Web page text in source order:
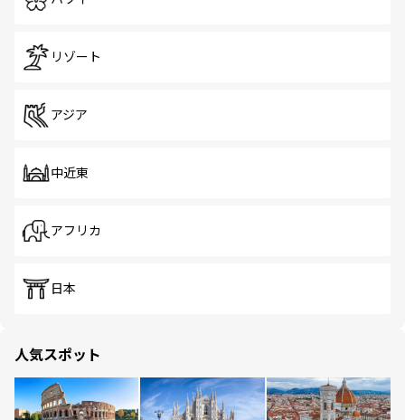
リゾート
アジア
中近東
アフリカ
日本
人気スポット